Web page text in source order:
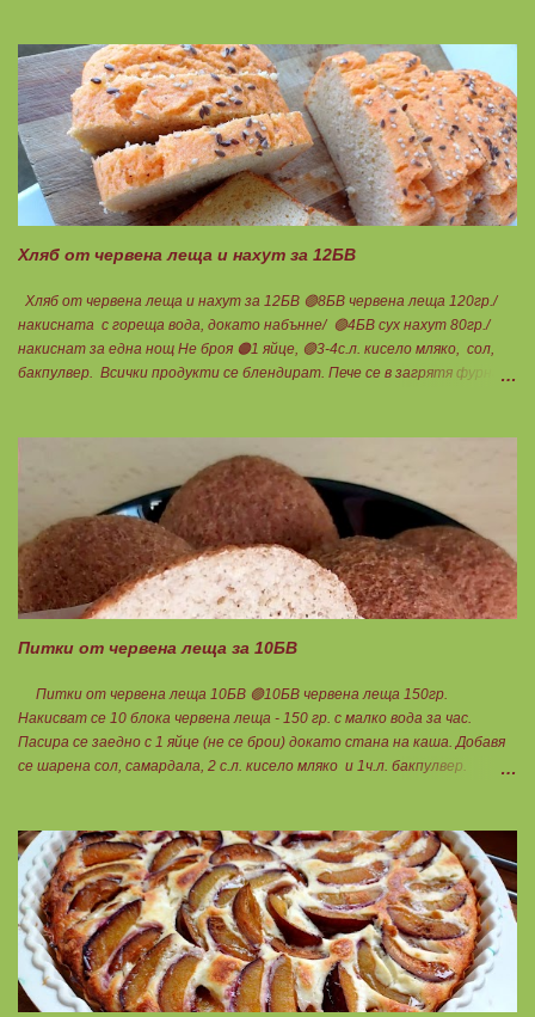
филтрация при качествените продукти отстранява млечната захар
и по този начин се избягват проблемите със алергии, задържане на
вода, подуване на стомаха, диария или друг тип дискомфорт.
Хляб от червена леща и нахут за 12БВ
Хляб от червена леща и нахут за 12БВ 🟢8БВ червена леща 120гр./
накисната с гореща вода, докато набънне/ 🟢4БВ сух нахут 80гр./
накиснат за една нощ Не броя 🟠1 яйце, 🟢3-4с.л. кисело мляко, сол,
бакпулвер. Всички продукти се блендират. Пече се в загрятя фурна
Питки от червена леща за 10БВ
Питки от червена леща 10БВ 🟢10БВ червена леща 150гр.
Накисват се 10 блока червена леща - 150 гр. с малко вода за час.
Пасира се заедно с 1 яйце (не се брои) докато стана на каша. Добавя
се шарена сол, самардала, 2 с.л. кисело мляко и 1ч.л. бакпулвер.
влажни ръце се оформят 10 еднакви топчета. Пече се в добре
загрята фурна на 200 градуса за 35-40 мин. Всяка питка е 1 блок
въглехидрат. Нека да ни е вкусно заедно! Споделено от Петя Чанева